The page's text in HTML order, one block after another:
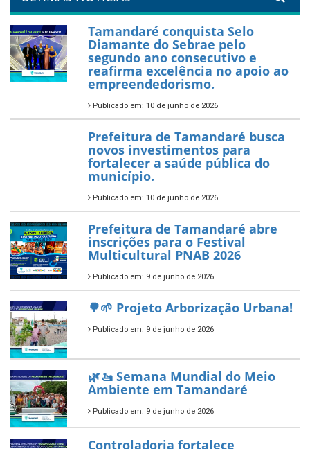
PartiuENEM — Prefeitura
garante transporte gratuito
para os estudantes
7 de novembro de 2025
Política Nacional Aldir Blanc
— Tamandaré tem Plano de
Aplicação de Recursos (PAR)
habilitado
7 de novembro de 2025
ÚLTIMAS NOTÍCIAS
Tamandaré conquista Selo
Diamante do Sebrae pelo
segundo ano consecutivo e
reafirma excelência no apoio ao
empreendedorismo.
Publicado em: 10 de junho de 2026
novos investimentos para
fortalecer a saúde pública do
município.
Publicado em: 10 de junho de 2026